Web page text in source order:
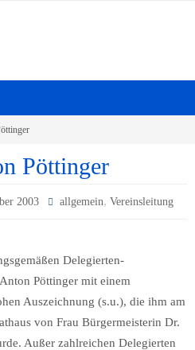
Pöttinger
2003 allgemein, Vereinsleitung
Delegierten-
Pöttinger mit einem
Auszeichnung (s.u.), die ihm am
von Frau Bürgermeisterin Dr.
Außer zahlreichen Delegierten